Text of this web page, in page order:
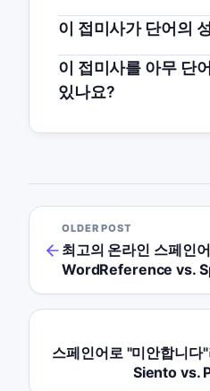
이 접미사가 단어의
이 접미사를 아무 단
있나요?
OLDER POST
최고의 온라인 스페인
WordReference vs.
스페인어로 "미안합니다
Siento vs.